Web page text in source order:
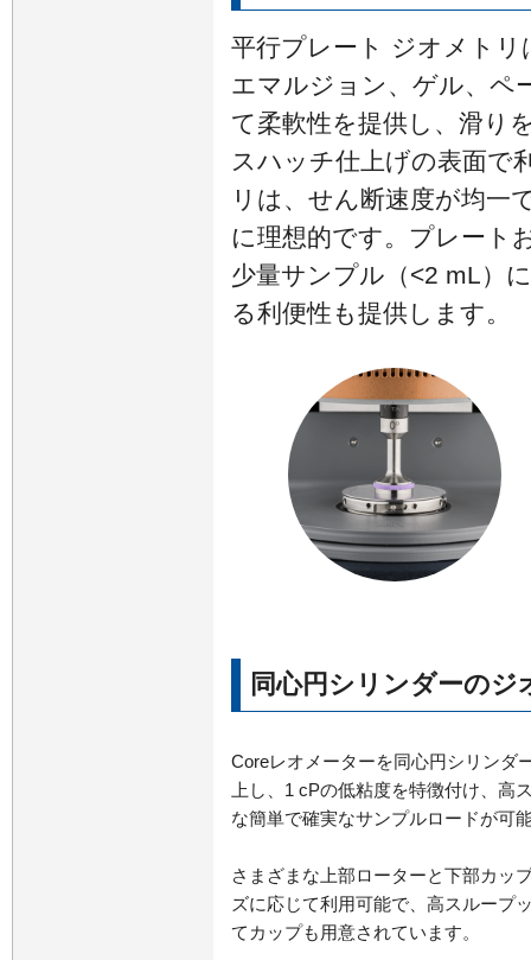
平行プレート ジオメトリ
エマルジョン、ゲル、ペ
て柔軟性を提供し、滑り
スハッチ仕上げの表面で
リは、せん断速度が均一
に理想的です。プレート
少量サンプル（<2 mL）
る利便性も提供します。
同心円シリンダーのジ
Coreレオメーターを同心円シリンダ
上し、1 cPの低粘度を特徴付け、高
な簡単で確実なサンプルロードが可
さまざまな上部ローターと下部カッ
ズに応じて利用可能で、高スループ
てカップも用意されています。